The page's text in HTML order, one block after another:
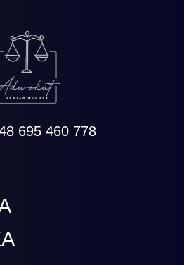
695 460 778